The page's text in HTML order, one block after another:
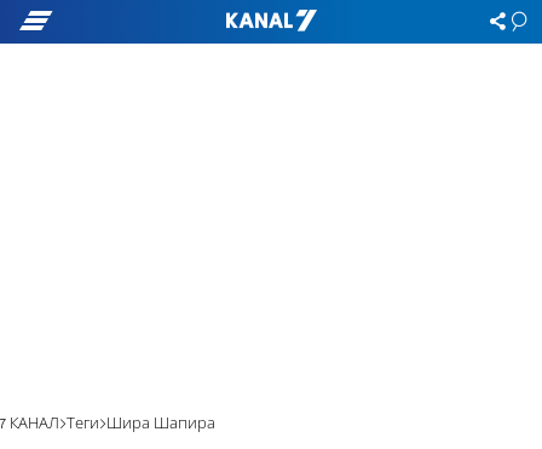
7 КАНАЛ Теги Шира Шапира